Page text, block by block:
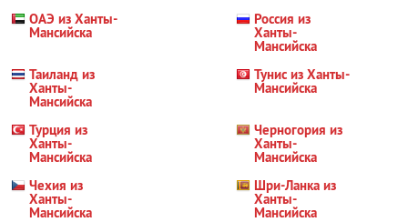
ОАЭ из Ханты-
Мансийска
Россия из
Ханты-
Мансийска
Таиланд из
Ханты-
Мансийска
Тунис из Ханты-
Мансийска
Турция из
Ханты-
Мансийска
Черногория из
Ханты-
Мансийска
Чехия из
Ханты-
Мансийска
Шри-Ланка из
Ханты-
Мансийска